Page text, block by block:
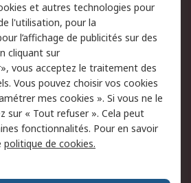
à
Sécurité des E-mails
Politique anti-
corruption
Evénements
et autres technologies pour
l'utilisation, pour la
l’affichage de publicités sur des
cliquant sur
vous acceptez le traitement des
Vous pouvez choisir vos cookies
mes cookies ». Si vous ne le
sur « Tout refuser ». Cela peut
fonctionnalités. Pour en savoir
politique de cookies.